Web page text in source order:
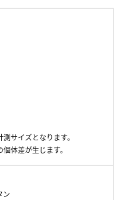
サイズとなります。
体差が生じます。
ン